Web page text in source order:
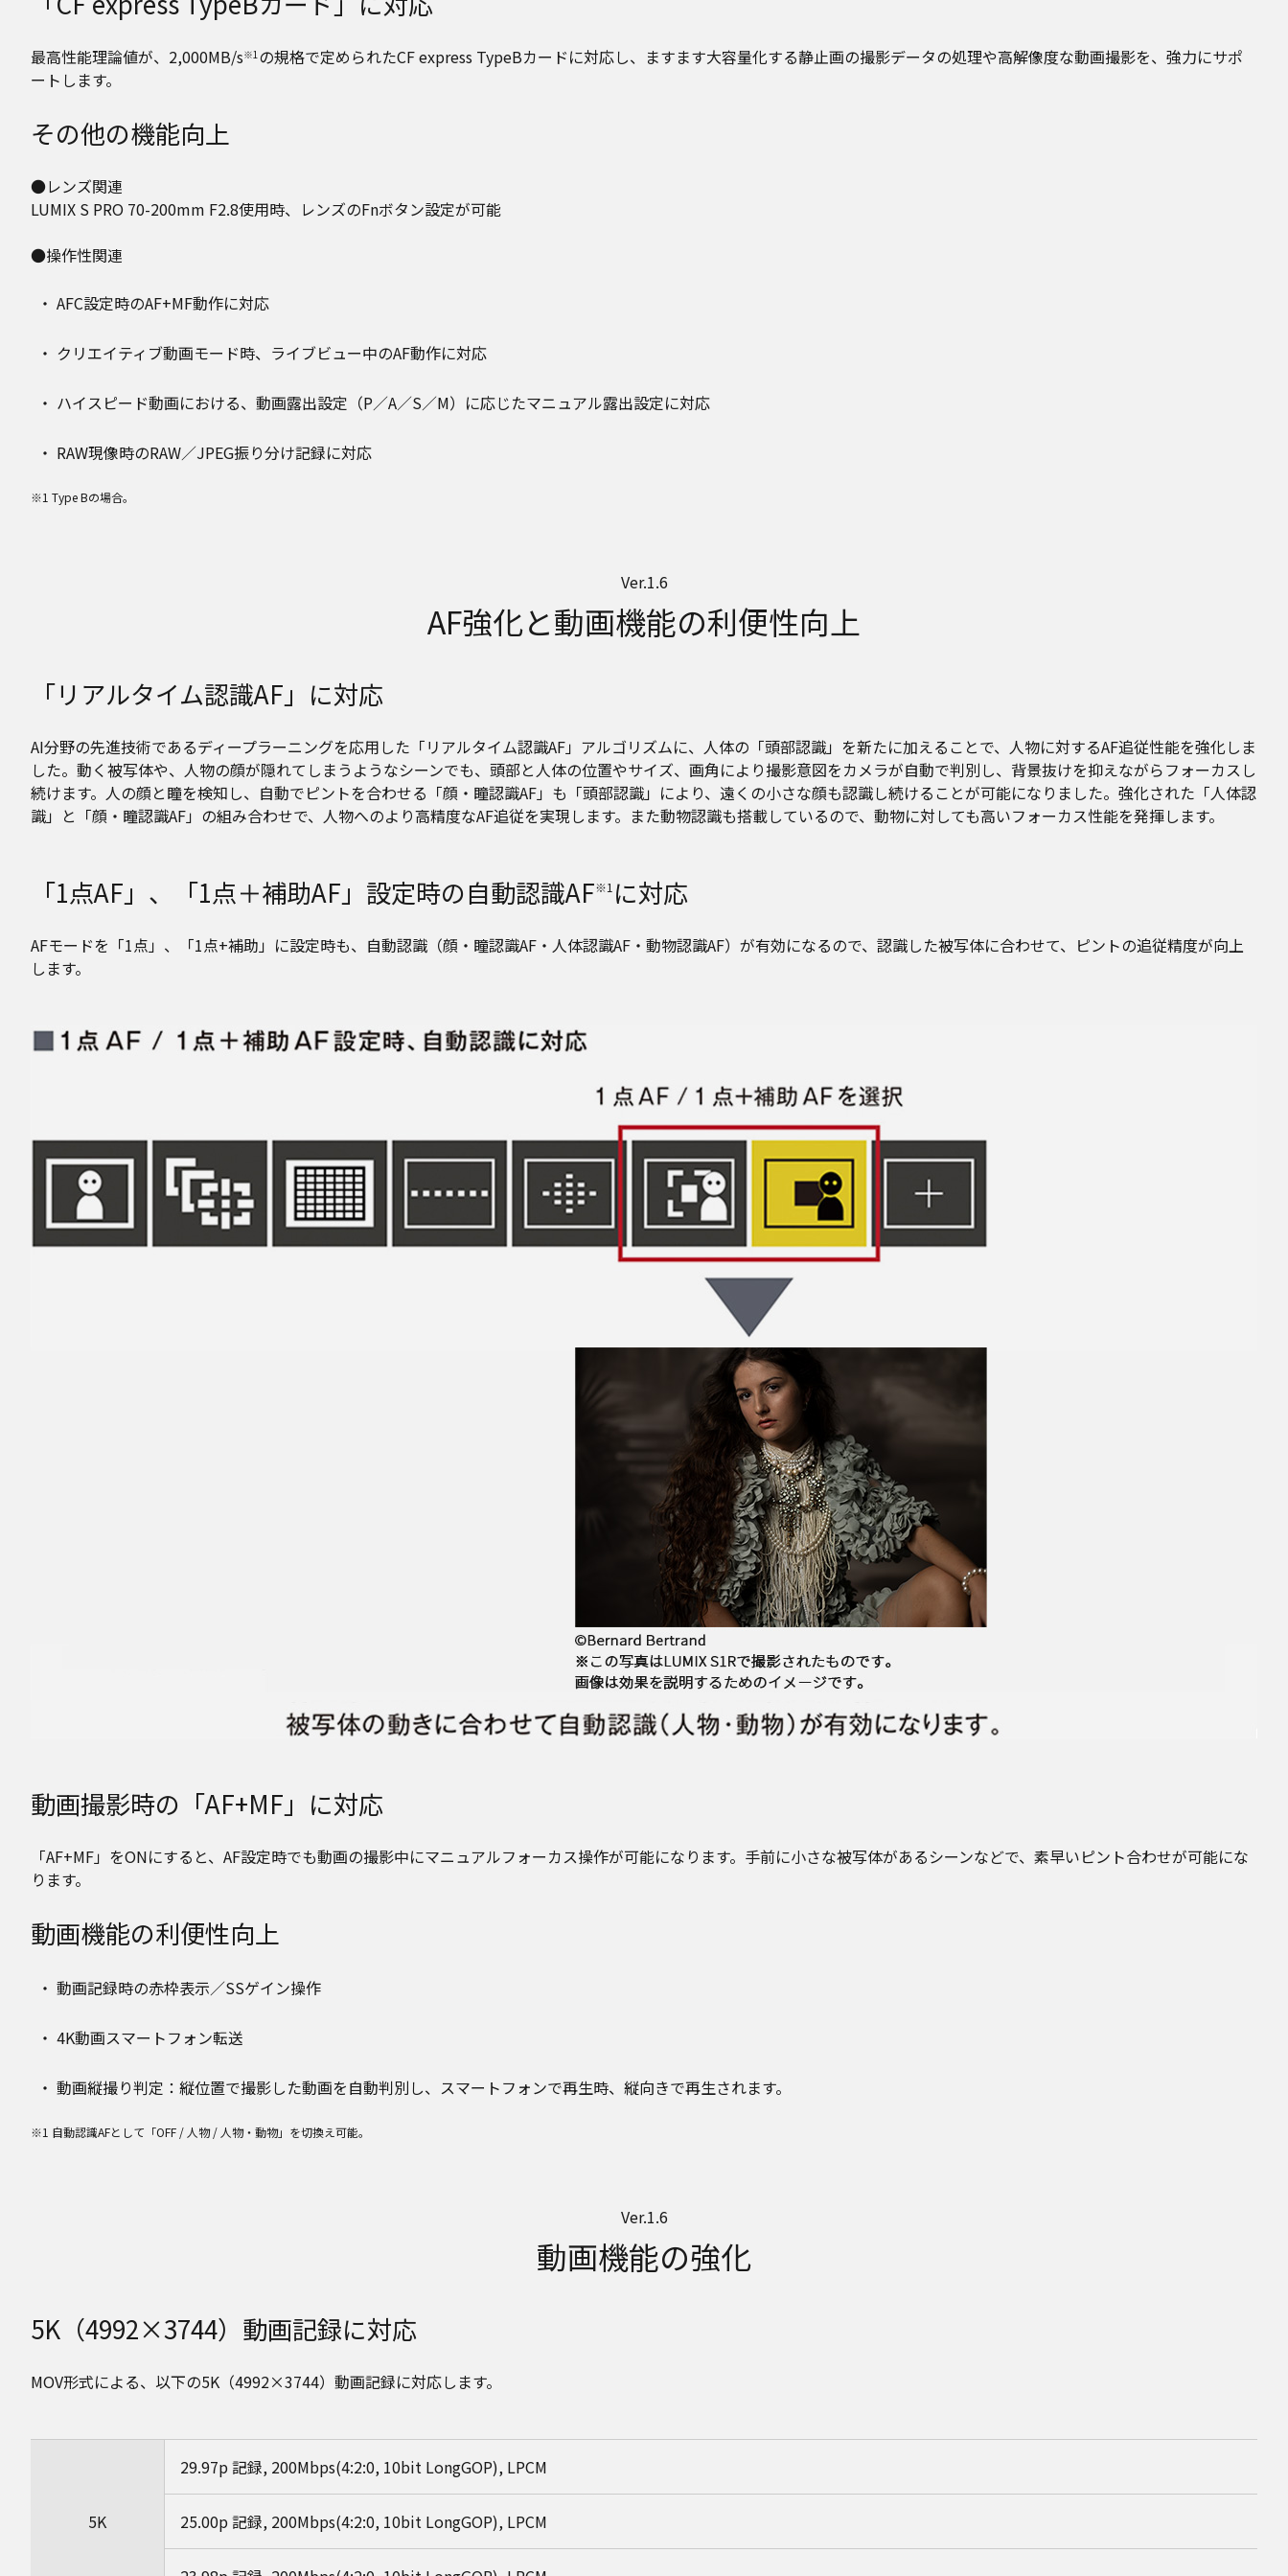
最高性能理論値が、2,000MB/s※1の規格で定められたCF express TypeBカードに対応し、ますます大容量化する静止画の撮影データの処理や高解像度な動画撮影を、強力にサポ
ートします。
その他の機能向上
●レンズ関連
LUMIX S PRO 70-200mm F2.8使用時、レンズのFnボタン設定が可能
●操作性関連
AFC設定時のAF+MF動作に対応
クリエイティブ動画モード時、ライブビュー中のAF動作に対応
ハイスピード動画における、動画露出設定（P／A／S／M）に応じたマニュアル露出設定に対応
RAW現像時のRAW／JPEG振り分け記録に対応
※1 Type Bの場合。
Ver.1.6
AF強化と動画機能の利便性向上
「リアルタイム認識AF」に対応
AI分野の先進技術であるディープラーニングを応用した「リアルタイム認識AF」アルゴリズムに、人体の「頭部認識」を新たに加えることで、人物に対するAF追従性能を強化しま
した。動く被写体や、人物の顔が隠れてしまうようなシーンでも、頭部と人体の位置やサイズ、画角により撮影意図をカメラが自動で判別し、背景抜けを抑えながらフォーカスし
続けます。人の顔と瞳を検知し、自動でピントを合わせる「顔・瞳認識AF」も「頭部認識」により、遠くの小さな顔も認識し続けることが可能になりました。強化された「人体認
識」と「顔・瞳認識AF」の組み合わせで、人物へのより高精度なAF追従を実現します。また動物認識も搭載しているので、動物に対しても高いフォーカス性能を発揮します。
「1点AF」、「1点＋補助AF」設定時の自動認識AF※1 に対応
AFモードを「1点」、「1点+補助」に設定時も、自動認識（顔・瞳認識AF・人体認識AF・動物認識AF）が有効になるので、認識した被写体に合わせて、ピントの追従精度が向上
します。
動画撮影時の「AF+MF」に対応
「AF+MF」をONにすると、AF設定時でも動画の撮影中にマニュアルフォーカス操作が可能になります。手前に小さな被写体があるシーンなどで、素早いピント合わせが可能にな
ります。
動画機能の利便性向上
動画記録時の赤枠表示／SSゲイン操作
4K動画スマートフォン転送
動画縦撮り判定：縦位置で撮影した動画を自動判別し、スマートフォンで再生時、縦向きで再生されます。
※1 自動認識AFとして「OFF / 人物 / 人物・動物」を切換え可能。
Ver.1.6
動画機能の強化
5K（4992×3744）動画記録に対応
MOV形式による、以下の5K（4992×3744）動画記録に対応します。
5K
29.97p 記録, 200Mbps(4:2:0, 10bit LongGOP), LPCM
25.00p 記録, 200Mbps(4:2:0, 10bit LongGOP), LPCM